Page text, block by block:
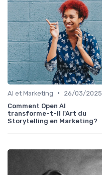
AI et Marketing •
26/03/2025
Comment Open AI
transforme-t-il l'Art du
Storytelling en Marketing?